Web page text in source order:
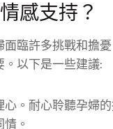
感支持？
面臨許多挑戰和擔
。以下是一些建議:
心。耐心聆聽孕婦
。